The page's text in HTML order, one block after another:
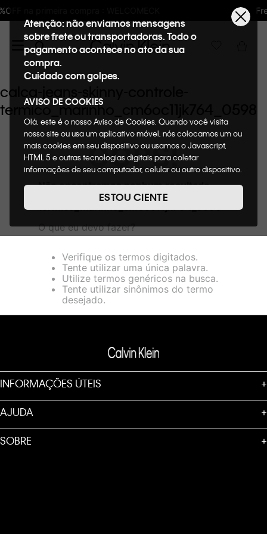
Frete GRÁTIS nas compras
Atenção: não enviamos mensagens
sobre frete ou transportadoras. Todo o
pagamento acontece no ato da sua
compra.
Cuidado com golpes.
AVISO DE COOKIES
Olá, este é o nosso Aviso de Cookies. Quando você visita
nosso site ou usa um aplicativo móvel, nós colocamos um ou
mais cookies em seu dispositivo ou usamos o Javascript,
HTML 5 e outras tecnologias digitais para coletar
informações de seu computador, celular ou outro dispositivo.
de cookies, informaremos quais cookies usaremos e quais
suas funções. A forma como processamos os dados
nosso Aviso de Privacidade. Quando você visita nosso site,
fornecer a você toda a funcionalidade do site, incluindo,
entre outros, a capacidade de comprar um item em nossa
loja virtual. Para maiores informações sobre o nosso aviso de
Cookies acesse o link.
ESTOU CIENTE
calca-jeans-skinny-controle-
termico_marinho_cm6oc11jk764_0598
OOPS!
Não encontramos nenhum resultado
calca-jeans-skinny-controle-
termico_marinho_cm6oc11jk764_0598"
O que eu devo fazer?
Verifique os termos digitados.
Tente utilizar uma única palavra.
Utilize termos genéricos na busca.
Tente utilizar sinônimos do termo
desejado.
INFORMAÇÕES ÚTEIS +
AJUDA +
SOBRE +